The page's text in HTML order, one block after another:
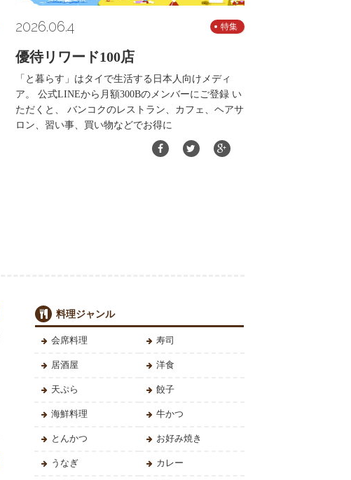
2026.06.4 特集
優待リワード100店
「と暮らす」はタイで生活する日本人向けメディ
ア。 公式LINEから月額300Bのメンバーにご登録 い
ただくと、 バンコクのレストラン、カフェ、ヘアサ
ロン、習い事、買い物などでお得に
料理ジャンル
会席料理 寿司
居酒屋 洋食
天ぷら 餃子
海鮮料理 牛かつ
とんかつ お好み焼き
うなぎ カレー